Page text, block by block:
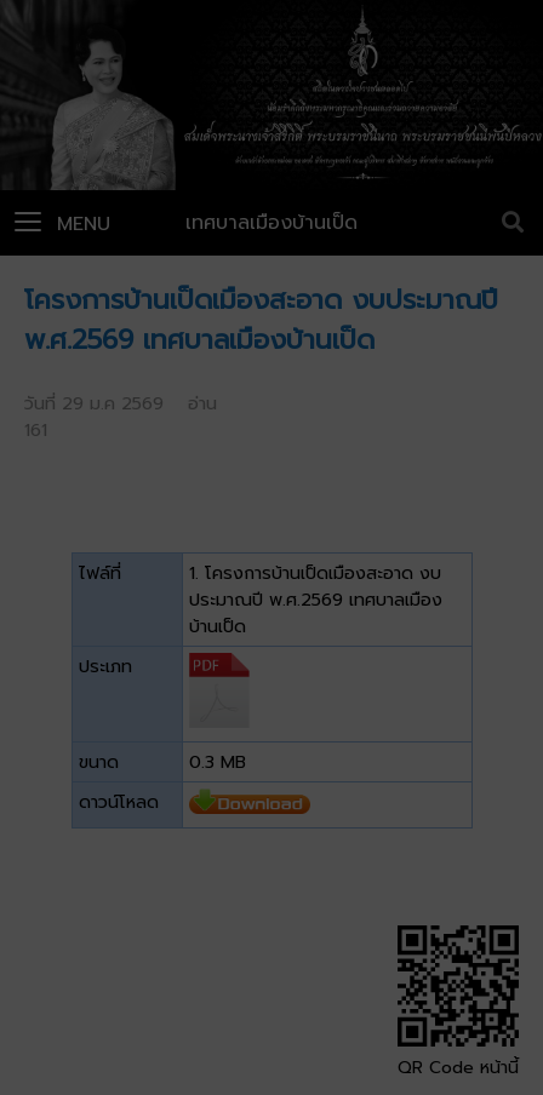
เทศบาลเมืองบ้านเป็ด
MENU
โครงการบ้านเป็ดเมืองสะอาด งบประมาณปี
พ.ศ.2569 เทศบาลเมืองบ้านเป็ด
วันที่ 29 ม.ค 2569 อ่าน
161
ไฟล์ที่
1. โครงการบ้านเป็ดเมืองสะอาด งบ
ประมาณปี พ.ศ.2569 เทศบาลเมือง
บ้านเป็ด
ประเภท
ขนาด
0.3 MB
ดาวน์โหลด
QR Code หน้านี้